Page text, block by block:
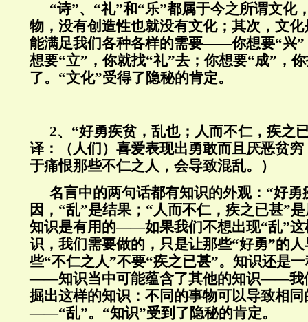
“诗”、“礼”和“乐”都属于今之所谓文化
物，没有创造性也就没有文化；其次，文
能满足我们各种各样的需要——你想要“兴”
想要“立”，你就找“礼”去；你想要“成”，
了。“文化”受得了隐秘的肯定。
2、“好勇疾贫，乱也；人而不仁，疾之
译：（人们）喜爱表现出勇敢而且厌恶贫
于痛恨那些不仁之人，会导致混乱。）
名言中的两句话都有知识的外观：“好勇
因，“乱”是结果；“人而不仁，疾之已甚”
知识是有用的——如果我们不想出现“乱”这
识，我们需要做的，只是让那些“好勇”的
些“不仁之人”不要“疾之已甚”。知识还是
——知识当中可能蕴含了其他的知识——我
掘出这样的知识：不同的事物可以导致相同
——“乱”。“知识”受到了隐秘的肯定。